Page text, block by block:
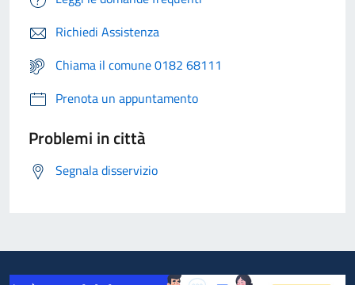
Richiedi Assistenza
Chiama il comune 0182 68111
Prenota un appuntamento
Problemi in città
Segnala disservizio